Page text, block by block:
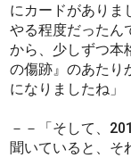
にカードがありま
やる程度だったん
から、少しずつ本
の傷跡』のあたり
になりましたね」
－－「そして、
聞いていると、そ